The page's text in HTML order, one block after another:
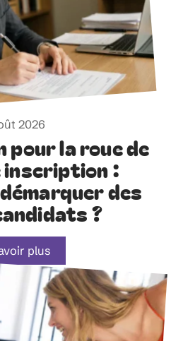
2026
pour la roue de
:
des
?
plus